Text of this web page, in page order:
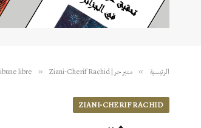
الرئيسية » منبر حر | Tribune libre » Ziani-Cherif Rachid
ZIANI-CHERIF RACHID